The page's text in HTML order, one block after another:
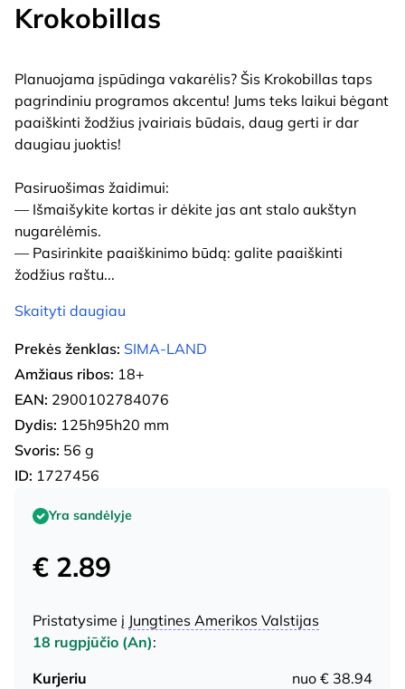
Krokobillas
Planuojama įspūdinga vakarėlis? Šis Krokobillas taps
pagrindiniu programos akcentu! Jums teks laikui bėgant
paaiškinti žodžius įvairiais būdais, daug gerti ir dar
daugiau juoktis!
Pasiruošimas žaidimui:
— Išmaišykite kortas ir dėkite jas ant stalo aukštyn
nugarėlėmis.
— Pasirinkite paaiškinimo būdą: galite paaiškinti
žodžius raštu...
Skaityti daugiau
Prekės ženklas: SIMA-LAND
Amžiaus ribos: 18+
EAN: 2900102784076
Dydis: 125h95h20 mm
Svoris: 56 g
ID: 1727456
Yra sandėlyje
€ 2.89
Pristatysime į Jungtines Amerikos Valstijas
18 rugpjūčio (An):
Kurjeriu
nuo € 38.94